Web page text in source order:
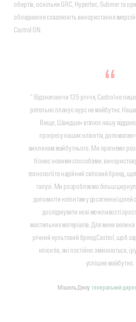
обертів, оскільки GRC, Hypertec, Submer та
обладнання схвалюють використання
Castrol ON.
“ Відзначаючи 125-річчя, Castrol не
ретельно планує курс на майбутнє. Наша
Вище, Швидше» втілює нашу
прогресу наших клієнтів,
викликам майбутнього. Ми прагнемо
бізнес новими способами,
технології та надійний світовий бренд,
галузі. Ми розробляємо більш
допомогти клієнтам у досягненні цілей
досліджувати нові можливості
мастильних матеріалів. Для мене
річний культовий бренд Castrol, щоб
клієнтів, які постійно змінюються, і
успішне майбутнє.
Мішель Джоу генеральний